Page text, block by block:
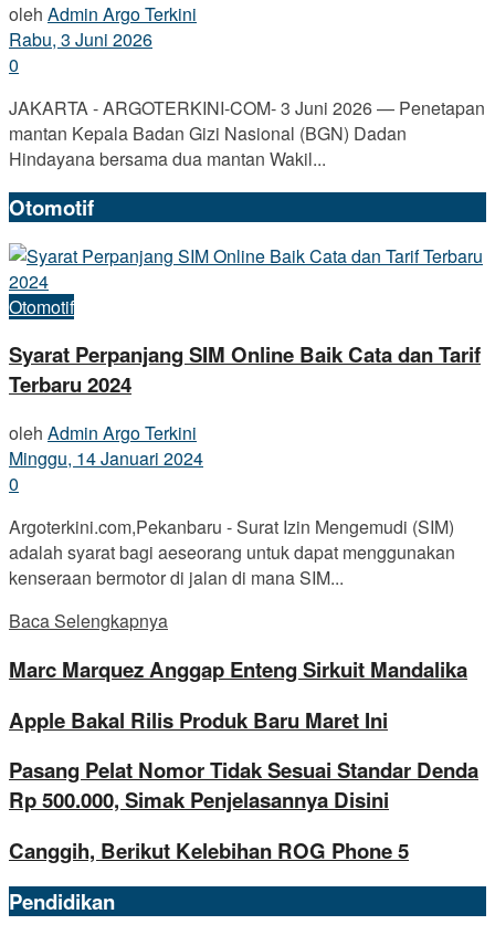
oleh Admin Argo Terkini
Rabu, 3 Juni 2026
0
JAKARTA - ARGOTERKINI-COM- 3 Juni 2026 — Penetapan
mantan Kepala Badan Gizi Nasional (BGN) Dadan
Hindayana bersama dua mantan Wakil...
Otomotif
Otomotif
Syarat Perpanjang SIM Online Baik Cata dan Tarif
Terbaru 2024
oleh Admin Argo Terkini
Minggu, 14 Januari 2024
0
Argoterkini.com,Pekanbaru - Surat Izin Mengemudi (SIM)
adalah syarat bagi aeseorang untuk dapat menggunakan
kenseraan bermotor di jalan di mana SIM...
Baca Selengkapnya
Marc Marquez Anggap Enteng Sirkuit Mandalika
Apple Bakal Rilis Produk Baru Maret Ini
Pasang Pelat Nomor Tidak Sesuai Standar Denda
Rp 500.000, Simak Penjelasannya Disini
Canggih, Berikut Kelebihan ROG Phone 5
Pendidikan